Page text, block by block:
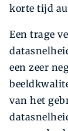
korte tijd
Een trage
een zeer
van het